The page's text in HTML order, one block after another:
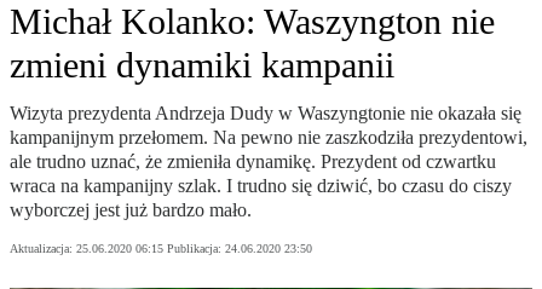
Michał Kolanko: Waszyngton nie
zmieni dynamiki kampanii
Wizyta prezydenta Andrzeja Dudy w Waszyngtonie nie okazała się
kampanijnym przełomem. Na pewno nie zaszkodziła prezydentowi,
ale trudno uznać, że zmieniła dynamikę. Prezydent od czwartku
wraca na kampanijny szlak. I trudno się dziwić, bo czasu do ciszy
wyborczej jest już bardzo mało.
Aktualizacja: 25.06.2020 06:15 Publikacja: 24.06.2020 23:50